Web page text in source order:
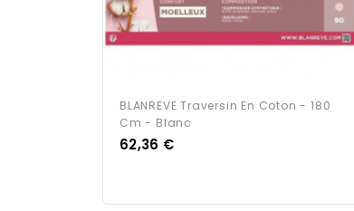
BLANREVE Traversin En Coton - 180
Cm - Blanc
Prix
62,36 €